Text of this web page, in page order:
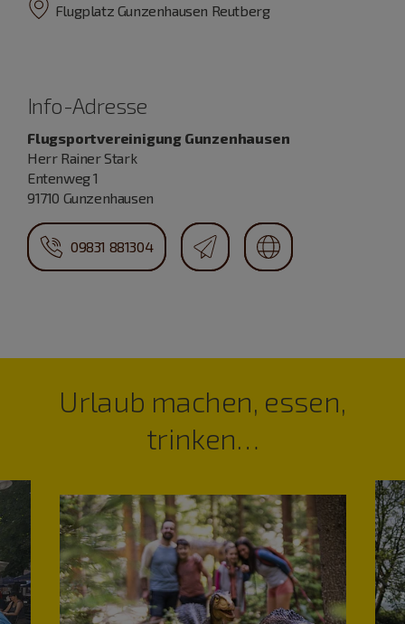
Flugplatz Gunzenhausen Reutberg
Info-Adresse
Flugsportvereinigung Gunzenhausen
Herr Rainer Stark
Entenweg 1
91710 Gunzenhausen
09831 881304
Urlaub machen, essen,
trinken…